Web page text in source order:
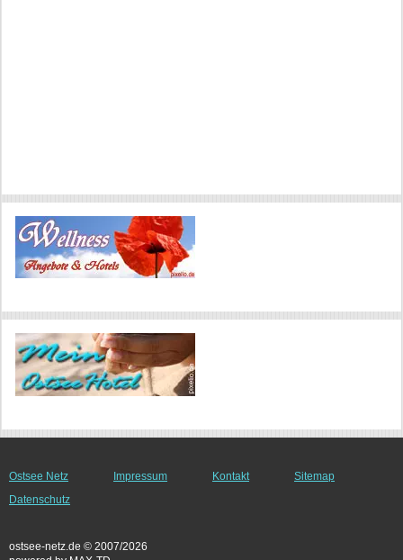
Ostsee Netz Impressum Kontakt
Sitemap
Datenschutz
ostsee-netz.de © 2007/2026